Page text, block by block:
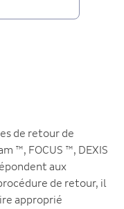
de retour de
™, FOCUS ™, DEXIS
aux
de retour, il
approprié